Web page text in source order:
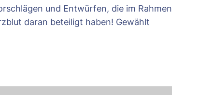
und Entwürfen, die im Rahmen
daran beteiligt haben! Gewählt